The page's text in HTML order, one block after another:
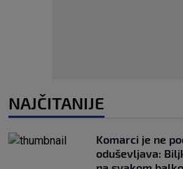
NAJČITANIJE
Komarci je ne
oduševljava: